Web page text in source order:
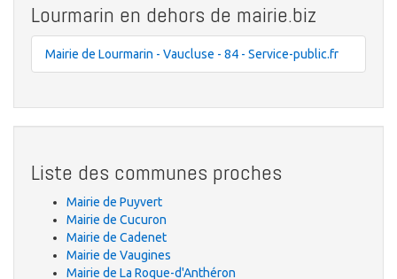
Lourmarin en dehors de mairie.biz
Mairie de Lourmarin - Vaucluse - 84 - Service-public.fr
Liste des communes proches
Mairie de Puyvert
Mairie de Cucuron
Mairie de Cadenet
Mairie de Vaugines
Mairie de La Roque-d'Anthéron